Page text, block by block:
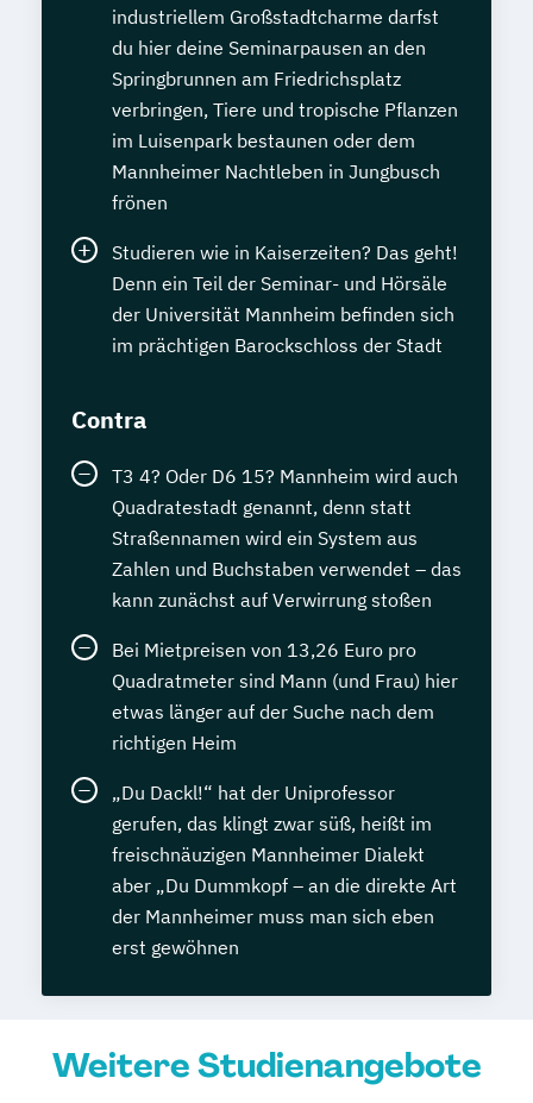
industriellem Großstadtcharme darfst
du hier deine Seminarpausen an den
Springbrunnen am Friedrichsplatz
verbringen, Tiere und tropische Pflanzen
im Luisenpark bestaunen oder dem
Mannheimer Nachtleben in Jungbusch
frönen
Studieren wie in Kaiserzeiten? Das geht!
Denn ein Teil der Seminar- und Hörsäle
der Universität Mannheim befinden sich
im prächtigen Barockschloss der Stadt
Contra
T3 4? Oder D6 15? Mannheim wird auch
Quadratestadt genannt, denn statt
Straßennamen wird ein System aus
Zahlen und Buchstaben verwendet – das
kann zunächst auf Verwirrung stoßen
Bei Mietpreisen von 13,26 Euro pro
Quadratmeter sind Mann (und Frau) hier
etwas länger auf der Suche nach dem
richtigen Heim
„Du Dackl!“ hat der Uniprofessor
gerufen, das klingt zwar süß, heißt im
freischnäuzigen Mannheimer Dialekt
aber „Du Dummkopf – an die direkte Art
der Mannheimer muss man sich eben
erst gewöhnen
Weitere Studienangebote